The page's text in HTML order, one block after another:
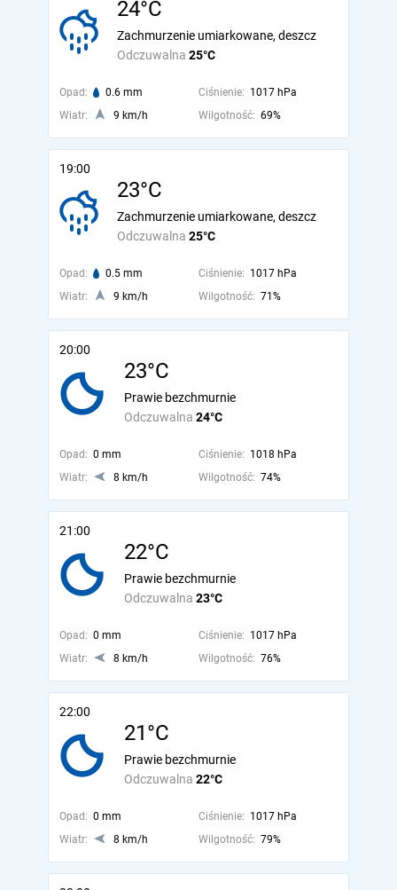
24°C
Odczuwalna 25°C
Zachmurzenie umiarkowane, deszcz
Opad: 0.6 mm Ciśnienie: 1017 hPa
Wiatr:
9 km/h Wilgotność: 69%
19:00
23°C
Odczuwalna 25°C
Zachmurzenie umiarkowane, deszcz
Opad: 0.5 mm Ciśnienie: 1017 hPa
Wiatr:
9 km/h Wilgotność: 71%
20:00
23°C
Odczuwalna 24°C
Prawie bezchmurnie
Opad: 0 mm Ciśnienie: 1018 hPa
Wiatr:
8 km/h Wilgotność: 74%
21:00
22°C
Odczuwalna 23°C
Prawie bezchmurnie
Opad: 0 mm Ciśnienie: 1017 hPa
Wiatr:
8 km/h Wilgotność: 76%
22:00
21°C
Odczuwalna 22°C
Prawie bezchmurnie
Opad: 0 mm Ciśnienie: 1017 hPa
Wiatr:
8 km/h Wilgotność: 79%